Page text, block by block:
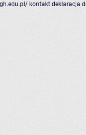
kontakt deklaracja